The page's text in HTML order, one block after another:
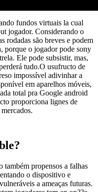
fundos virtuais la cual
jogador. Considerando o
rodadas são breves e podem
porque o jogador pode sony
Ele pode subsistir, mas,
tudo.O usufructo de
impossível adivinhar a
em aparelhos móveis,
total pra Google android
proporciona lignes de
propensos a falhas
o dispositivo e
a ameaças futuras.